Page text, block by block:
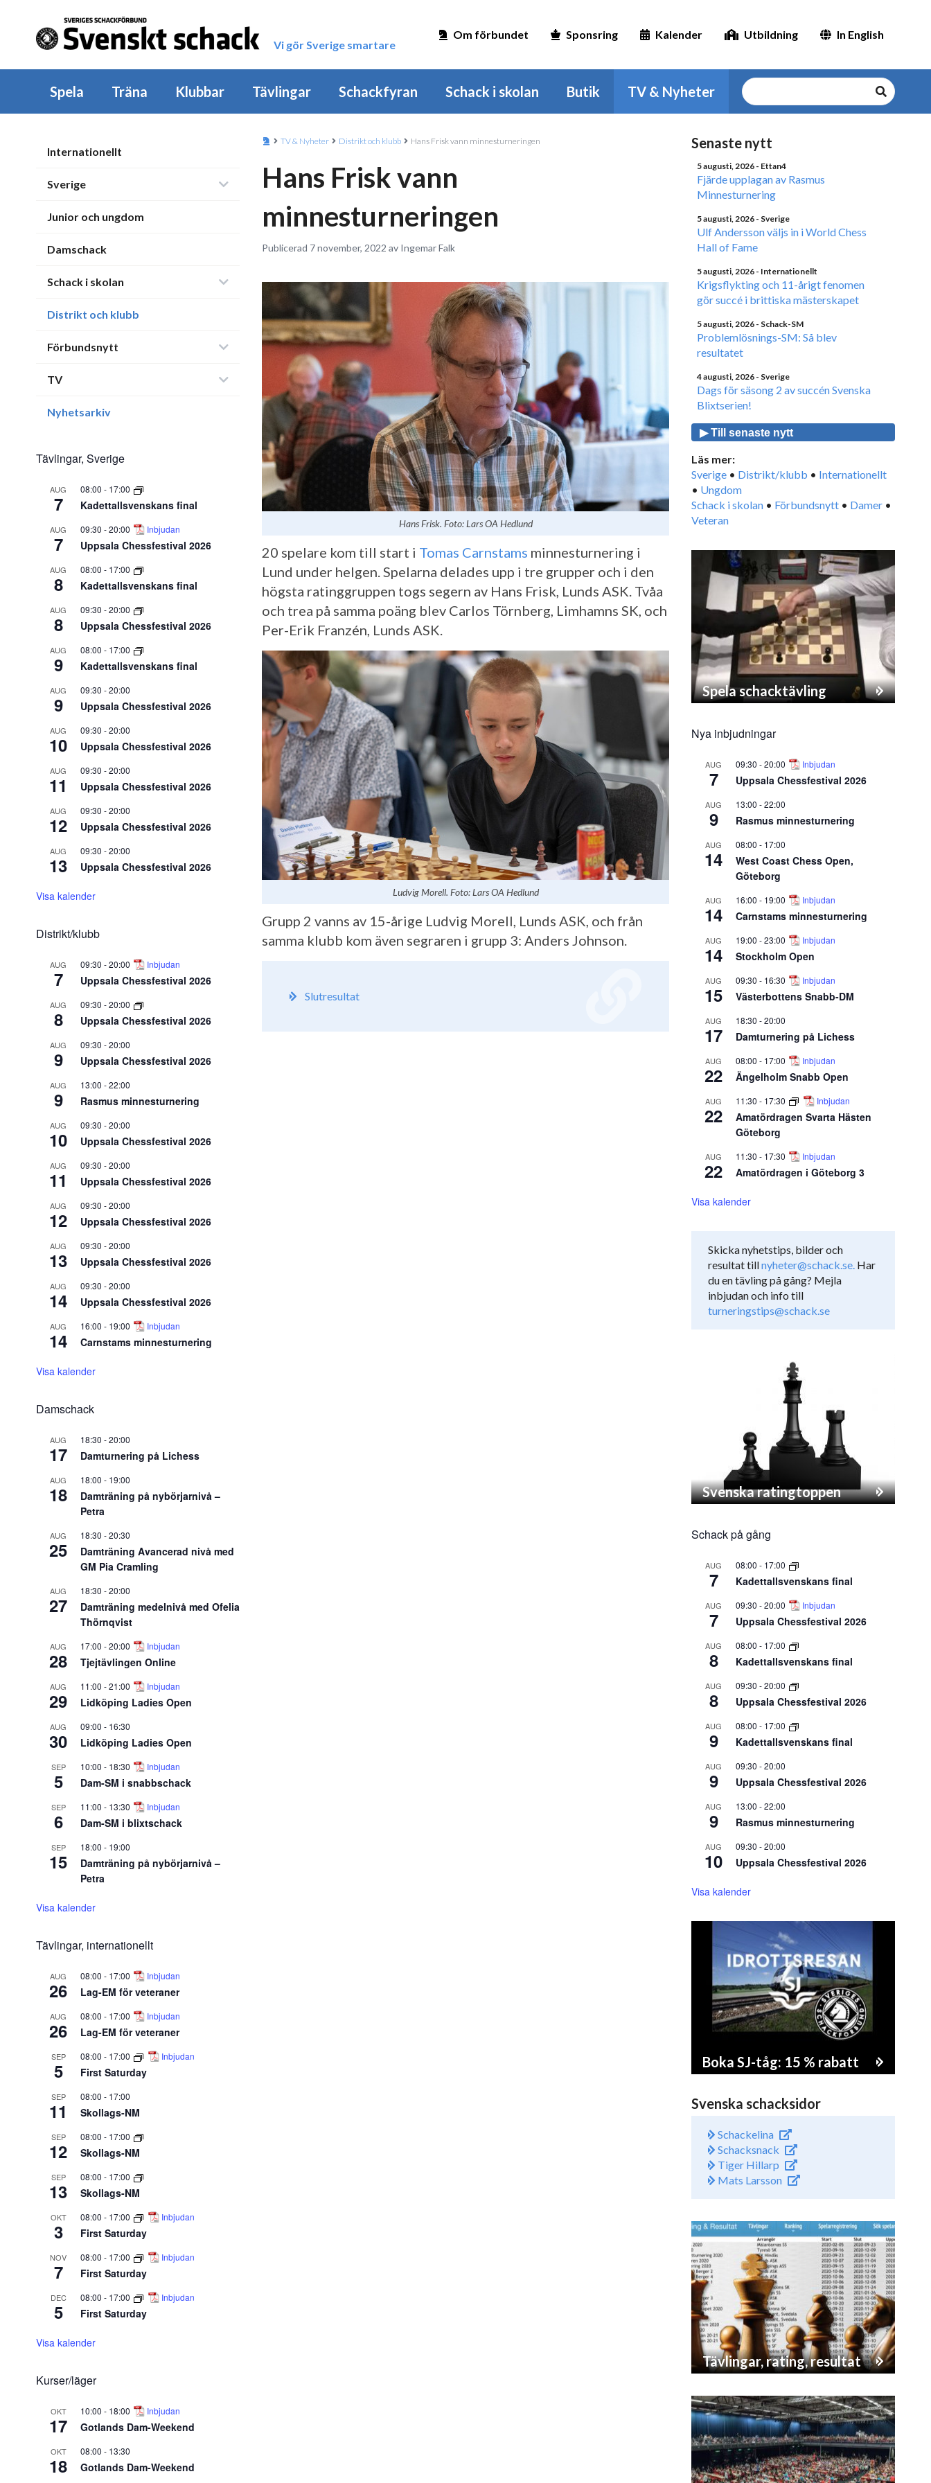
Vi gör Sverige smartare
Om förbundet Sponsring Kalender Utbildning In English
Spela Träna Klubbar Tävlingar Schackfyran Schack i skolan Butik TV & Nyheter
Internationellt
Sverige
Junior och ungdom
Damschack
Schack i skolan
Distrikt och klubb
Förbundsnytt
TV
Nyhetsarkiv
Tävlingar, Sverige
AUG
7
08:00 - 17:00
Kadettallsvenskans final
AUG
7
09:30 -20:00 Inbjudan
Uppsala Chessfestival 2026
AUG
8
08:00 - 17:00
Kadettallsvenskans final
AUG
8
09:30 -20:00
Uppsala Chessfestival 2026
AUG
9
08:00 - 17:00
Kadettallsvenskans final
AUG
9
09:30 -20:00
Uppsala Chessfestival 2026
AUG
10
09:30 -20:00
Uppsala Chessfestival 2026
AUG
11
09:30 -20:00
Uppsala Chessfestival 2026
AUG
12
09:30 -20:00
Uppsala Chessfestival 2026
AUG
13
09:30 -20:00
Uppsala Chessfestival 2026
Visa kalender
Distrikt/klubb
AUG
7
09:30 -20:00 Inbjudan
Uppsala Chessfestival 2026
AUG
8
09:30 -20:00
Uppsala Chessfestival 2026
AUG
9
09:30 -20:00
Uppsala Chessfestival 2026
AUG
9
13:00 -22:00
Rasmus minnesturnering
AUG
10
09:30 -20:00
Uppsala Chessfestival 2026
AUG
11
09:30 -20:00
Uppsala Chessfestival 2026
AUG
12
09:30 -20:00
Uppsala Chessfestival 2026
AUG
13
09:30 -20:00
Uppsala Chessfestival 2026
AUG
14
09:30 -20:00
Uppsala Chessfestival 2026
AUG
14
16:00 - 19:00 Inbjudan
Carnstams minnesturnering
Visa kalender
Damschack
AUG
17
18:30 -20:00
Damturnering på Lichess
AUG
18
18:00 - 19:00
Damträning på nybörjarnivå –
Petra
AUG
25
18:30 -20:30
Damträning Avancerad nivå med
GM Pia Cramling
AUG
27
18:30 -20:00
Damträning medelnivå med Ofelia
Thörnqvist
AUG
28
17:00 -20:00 Inbjudan
Tjejtävlingen Online
AUG
29
11:00 -21:00 Inbjudan
Lidköping Ladies Open
AUG
30
09:00 - 16:30
Lidköping Ladies Open
SEP
5
10:00 - 18:30 Inbjudan
Dam-SM i snabbschack
SEP
6
11:00 - 13:30 Inbjudan
Dam-SM i blixtschack
SEP
15
18:00 - 19:00
Damträning på nybörjarnivå –
Petra
Visa kalender
Tävlingar, internationellt
AUG
26
08:00 - 17:00 Inbjudan
Lag-EM för veteraner
AUG
26
08:00 - 17:00 Inbjudan
Lag-EM för veteraner
SEP
5
08:00 - 17:00 Inbjudan
First Saturday
SEP
11
08:00 - 17:00
Skollags-NM
SEP
12
08:00 - 17:00
Skollags-NM
SEP
13
08:00 - 17:00
Skollags-NM
OKT
3
08:00 - 17:00 Inbjudan
First Saturday
NOV
7
08:00 - 17:00 Inbjudan
First Saturday
DEC
5
08:00 - 17:00 Inbjudan
First Saturday
Visa kalender
Kurser/läger
OKT
17
10:00 - 18:00 Inbjudan
Gotlands Dam-Weekend
OKT
18
08:00 - 13:30
Gotlands Dam-Weekend
TV & Nyheter Distrikt och klubb Hans Frisk vann minnesturneringen
Hans Frisk vann
minnesturneringen
Publicerad 7 november, 2022 av Ingemar Falk
Hans Frisk. Foto: Lars OA Hedlund
20 spelare kom till start i Tomas Carnstams minnesturnering i
Lund under helgen. Spelarna delades upp i tre grupper och i den
högsta ratinggruppen togs segern av Hans Frisk, Lunds ASK. Tvåa
och trea på samma poäng blev Carlos Törnberg, Limhamns SK, och
Per-Erik Franzén, Lunds ASK.
Ludvig Morell. Foto: Lars OA Hedlund
Grupp 2 vanns av 15-årige Ludvig Morell, Lunds ASK, och från
samma klubb kom även segraren i grupp 3: Anders Johnson.
Slutresultat
Senaste nytt
5 augusti, 2026 - Ettan4
Fjärde upplagan av Rasmus
Minnesturnering
5 augusti, 2026 - Sverige
Ulf Andersson väljs in i World Chess
Hall of Fame
5 augusti, 2026 - Internationellt
Krigsflykting och 11-årigt fenomen
gör succé i brittiska mästerskapet
5 augusti, 2026 - Schack-SM
Problemlösnings-SM: Så blev
resultatet
4 augusti, 2026 - Sverige
Dags för säsong 2 av succén Svenska
Blixtserien!
▶ Till senaste nytt
Läs mer:
Sverige • Distrikt/klubb • Internationellt
• Ungdom
Schack i skolan • Förbundsnytt • Damer •
Veteran
Spela schacktävling
Nya inbjudningar
AUG
7
09:30 -20:00 Inbjudan
Uppsala Chessfestival 2026
AUG
9
13:00 -22:00
Rasmus minnesturnering
AUG
14
08:00 - 17:00
West Coast Chess Open,
Göteborg
AUG
14
16:00 - 19:00 Inbjudan
Carnstams minnesturnering
AUG
14
19:00 -23:00 Inbjudan
Stockholm Open
AUG
15
09:30 - 16:30 Inbjudan
Västerbottens Snabb-DM
AUG
17
18:30 -20:00
Damturnering på Lichess
AUG
22
08:00 - 17:00 Inbjudan
Ängelholm Snabb Open
AUG
22
11:30 - 17:30 Inbjudan
Amatördragen Svarta Hästen
Göteborg
AUG
22
11:30 - 17:30 Inbjudan
Amatördragen i Göteborg 3
Visa kalender
Skicka nyhetstips, bilder och
resultat tillnyheter@schack.se. Har
du en tävling på gång? Mejla
inbjudan och info till
turneringstips@schack.se
Svenska ratingtoppen
Schack på gång
AUG
7
08:00 - 17:00
Kadettallsvenskans final
AUG
7
09:30 -20:00 Inbjudan
Uppsala Chessfestival 2026
AUG
8
08:00 - 17:00
Kadettallsvenskans final
AUG
8
09:30 -20:00
Uppsala Chessfestival 2026
AUG
9
08:00 - 17:00
Kadettallsvenskans final
AUG
9
09:30 -20:00
Uppsala Chessfestival 2026
AUG
9
13:00 -22:00
Rasmus minnesturnering
AUG
10
09:30 -20:00
Uppsala Chessfestival 2026
Visa kalender
Boka SJ-tåg: 15 % rabatt
Svenska schacksidor
Schackelina
Schacksnack
Tiger Hillarp
Mats Larsson
Tävlingar, rating, resultat